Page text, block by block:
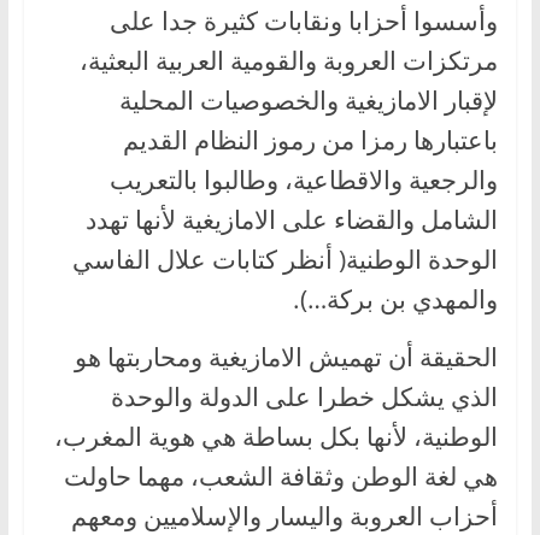
وأسسوا أحزابا ونقابات كثيرة جدا على
مرتكزات العروبة والقومية العربية البعثية،
لإقبار الامازيغية والخصوصيات المحلية
باعتبارها رمزا من رموز النظام القديم
والرجعية والاقطاعية، وطالبوا بالتعريب
الشامل والقضاء على الامازيغية لأنها تهدد
الوحدة الوطنية( أنظر كتابات علال الفاسي
والمهدي بن بركة…).
الحقيقة أن تهميش الامازيغية ومحاربتها هو
الذي يشكل خطرا على الدولة والوحدة
الوطنية، لأنها بكل بساطة هي هوية المغرب،
هي لغة الوطن وثقافة الشعب، مهما حاولت
أحزاب العروبة واليسار والإسلاميين ومعهم